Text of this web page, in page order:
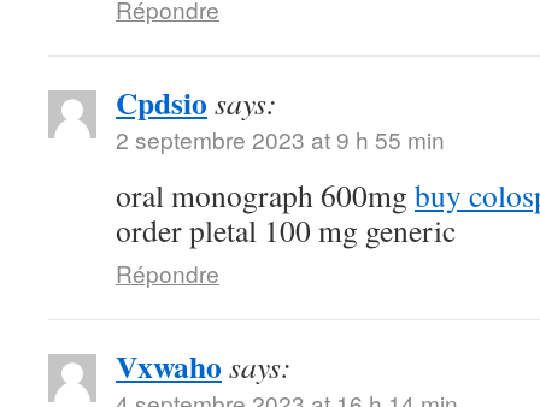
Répondre
Cpdsio says:
2 septembre 2023 at 9 h 55 min
oral monograph 600mg buy
order pletal 100 mg generic
Répondre
Vxwaho says: